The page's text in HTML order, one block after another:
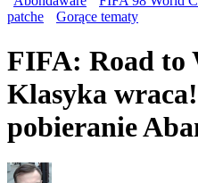
patche
Gorące tematy
FIFA: Road to
Klasyka
pobieranie